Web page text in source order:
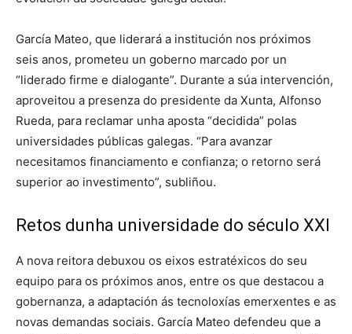
García Mateo, que liderará a institución nos próximos
seis anos, prometeu un goberno marcado por un
“liderado firme e dialogante”. Durante a súa intervención,
aproveitou a presenza do presidente da Xunta, Alfonso
Rueda, para reclamar unha aposta “decidida” polas
universidades públicas galegas. “Para avanzar
necesitamos financiamento e confianza; o retorno será
superior ao investimento”, subliñou.
Retos dunha universidade do século XXI
A nova reitora debuxou os eixos estratéxicos do seu
equipo para os próximos anos, entre os que destacou a
gobernanza, a adaptación ás tecnoloxías emerxentes e as
novas demandas sociais. García Mateo defendeu que a